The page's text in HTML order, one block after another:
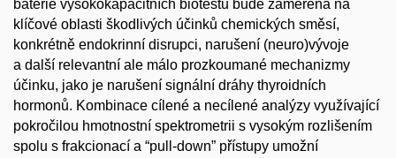
baterie vysokokapacitních biotestů bude zaměřena na
klíčové oblasti škodlivých účinků chemických směsí,
konkrétně endokrinní disrupci, narušení (neuro)vývoje
a další relevantní ale málo prozkoumané mechanizmy
účinku, jako je narušení signální dráhy thyroidních
hormonů. Kombinace cílené a necílené analýzy využívající
pokročilou hmotnostní spektrometrii s vysokým rozlišením
spolu s frakcionací a “pull-down” přístupy umožní